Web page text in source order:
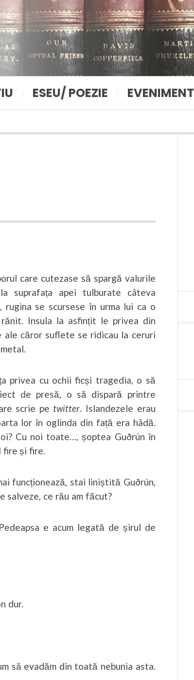
ESEU/ POEZIE EVENIMENT
care cutezase să spargă valurile
suprafața apei tulburate câteva
se scursese în urma lui ca o
Insula la asfințit le privea din
ale căror suflete se ridicau la ceruri
privea cu ochii ficși tragedia, o să
de presă, o să dispară printre
scrie pe twitter. Islandezele erau
lor în oglinda din față era hâdă.
Cu noi toate…, șoptea Guðrún în
fire și fire.
funcționează, stai liniștită Guðrún,
salveze, ce rău am făcut?
e acum legată de șirul de
dur.
să evadăm din toată nebunia asta.